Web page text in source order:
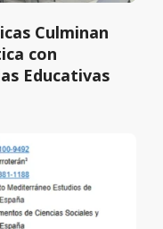
Culminan
con
Educativas